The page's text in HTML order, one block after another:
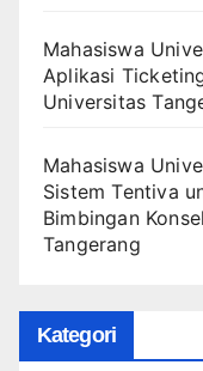
Mahasiswa
Aplikasi
Universitas
Mahasiswa
Sistem Tentiva
Bimbingan
Tangerang
Kategori